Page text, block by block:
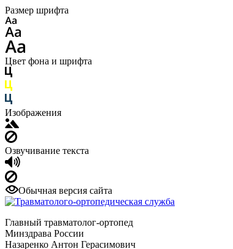
Размер шрифта
Цвет фона и шрифта
Изображения
Озвучивание текста
Обычная версия сайта
Главный травматолог-ортопед
Минздрава России
Назаренко Антон Герасимович